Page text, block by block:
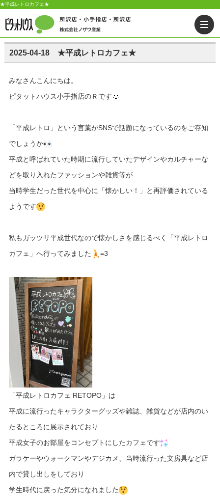
★平成レトロカフェ★
2025-04-18 ★平成レトロカフェ★
みなさんこんにちは。
ピタットハウス小手指店のＲです
「平成レトロ」という言葉がSNSで話題になっているのをご存知
でしょうか
平成と呼ばれていた時期に流行していたデザインやカルチャーな
どを取り入れたファッションや雑貨等が
当時学生だった世代を中心に「懐かしい！」と再評価されている
ようです
私もガッツリ平成世代なので懐かしさを感じるべく「平成レトロ
カフェ」へ行ってみました
=3
「平成レトロカフェ RETOPO」は
平成に流行ったキャラクターグッズや雑誌、雑貨などが店内のい
たるところに展示されており
平成女子のお部屋をコンセプトにしたカフェです
ガラケーやウォークマンやデジカメ、当時流行った文房具など店
内で貸し出しをしており
学生時代に戻った気分になれました